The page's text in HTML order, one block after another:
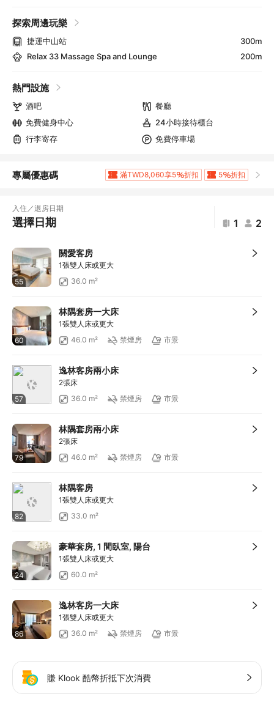
探索周邊玩樂
捷運中山站
300m
Relax 33 Massage Spa and Lounge
200m
熱門設施
酒吧
餐廳
免費健身中心
24小時接待櫃台
行李寄存
免費停車場
專屬優惠碼 5 折扣
滿TWD8,060享5
折扣
入住／退房日期
選擇日期 1 2
55
關愛客房
1張雙人床或更大
36.0 m²
60
林隅套房一大床
1張雙人床或更大
46.0 m²
禁煙房 市景
57
逸林客房兩小床
2張床
36.0 m²
禁煙房 市景
79
林隅套房兩小床
2張床
46.0 m²
禁煙房 市景
82
林隅客房
1張雙人床或更大
33.0 m²
24
豪華套房, 1 間臥室, 陽台
1張雙人床或更大
60.0 m²
86
逸林客房一大床
1張雙人床或更大
36.0 m²
禁煙房 市景
賺 Klook 酷幣折抵下次消費